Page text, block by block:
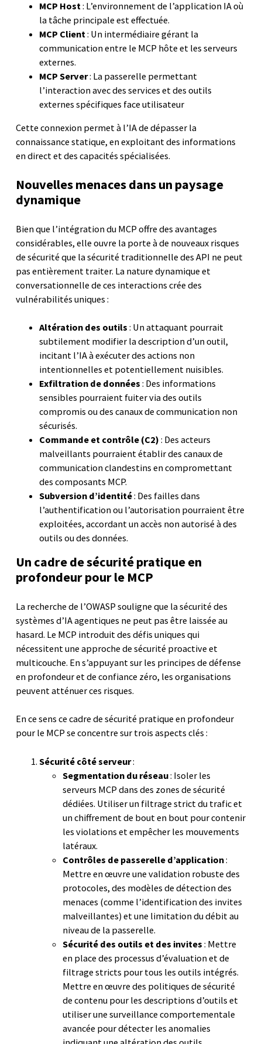
MCP Host : L’environnement de l’application IA où
la tâche principale est effectuée.
MCP Client : Un intermédiaire gérant la
communication entre le MCP hôte et les serveurs
externes.
MCP Server: La passerelle permettant
l’interaction avec des services et des outils
externes spécifiques face utilisateur
Cette connexion permet à l’IA de dépasser la
connaissance statique, en exploitant des informations
en direct et des capacités spécialisées.
Nouvelles menaces dans un paysage
dynamique
Bien que l’intégration du MCP offre des avantages
considérables, elle ouvre la porte à de nouveaux risques
de sécurité que la sécurité traditionnelle des API ne peut
pas entièrement traiter. La nature dynamique et
conversationnelle de ces interactions crée des
vulnérabilités uniques :
Altération des outils : Un attaquant pourrait
subtilement modifier la description d’un outil,
incitant l’IA à exécuter des actions non
intentionnelles et potentiellement nuisibles.
Exfiltration de données : Des informations
sensibles pourraient fuiter via des outils
compromis ou des canaux de communication non
sécurisés.
Commande et contrôle (C2) : Des acteurs
malveillants pourraient établir des canaux de
communication clandestins en compromettant
des composants MCP.
Subversion d’identité: Des failles dans
l’authentification ou l’autorisation pourraient être
exploitées, accordant un accès non autorisé à des
outils ou des données.
Un cadre de sécurité pratique en
profondeur pour le MCP
La recherche de l’OWASP souligne que la sécurité des
systèmes d’IA agentiques ne peut pas être laissée au
hasard. Le MCP introduit des défis uniques qui
nécessitent une approche de sécurité proactive et
multicouche. En s’appuyant sur les principes de défense
en profondeur et de confiance zéro, les organisations
peuvent atténuer ces risques.
En ce sens ce cadre de sécurité pratique en profondeur
pour le MCP se concentre sur trois aspects clés :
Sécurité côté serveur:
Segmentation du réseau: Isoler les
serveurs MCP dans des zones de sécurité
dédiées. Utiliser un filtrage strict du trafic et
un chiffrement de bout en bout pour contenir
les violations et empêcher les mouvements
latéraux.
Contrôles de passerelle d’application:
Mettre en œuvre une validation robuste des
protocoles, des modèles de détection des
menaces (comme l’identification des invites
malveillantes) et une limitation du débit au
niveau de la passerelle.
Sécurité des outils et des invites : Mettre
en place des processus d’évaluation et de
filtrage stricts pour tous les outils intégrés.
Mettre en œuvre des politiques de sécurité
de contenu pour les descriptions d’outils et
utiliser une surveillance comportementale
avancée pour détecter les anomalies